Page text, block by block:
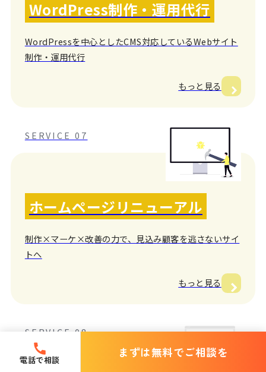
WordPress制作・運用代行
WordPressを中心としたCMS対応しているWebサイト
制作・運用代行
もっと見る
SERVICE 07
ホームページリニューアル
制作×マーケ×改善の力で、見込み顧客を逃さないサイ
トへ
もっと見る
SERVICE 08
電話で相談
まずは無料でご相談を